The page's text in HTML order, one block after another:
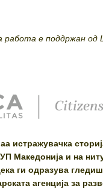
работа е поддржан од
истражувачка
Македонија и на
ги одразува
агенција за